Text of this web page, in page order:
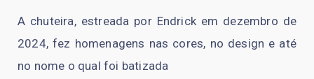
A chuteira, estreada por Endrick em dezembro de
2024, fez homenagens nas cores, no design e até
no nome o qual foi batizada